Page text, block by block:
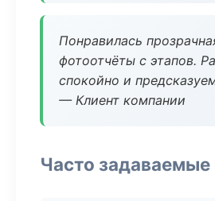
Понравилась
фотоотчёты с этапов.
спокойно и
— Клиент компании
Часто